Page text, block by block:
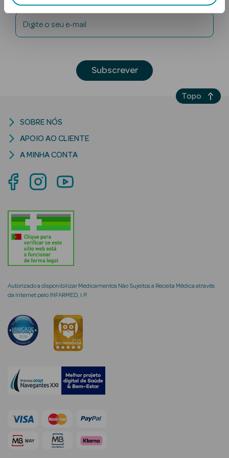
Corpo
Rosto
Lábios
Criança
Rosto e
Ver Tudo
Cosmética
Rosto
Hidratantes
Séruns Faciais
Creme de Olhos
Anti-
envelhecimento
Digite o seu e-mail
Subscrever
Autorizado a disponibilizar Medicamentos Não Sujeitos a Receita Médica através
da Internet pelo INFARMED, I.P.
SOBRE NÓS
APOIO AO CLIENTE
A MINHA CONTA
Topo